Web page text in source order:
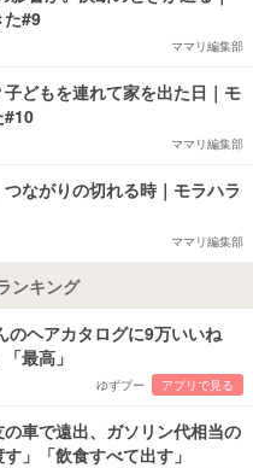
た#9
ママリ編集部
どもを連れて家を出た日｜モ
#10
ママリ編集部
ながりの切れる時｜モラハラ
ママリ編集部
ンキング
のヘアカタログに9万いいね
最高」
ゆずプー アプリで見る
車で遠出、ガソリン代相当の
」「飲食すべて出す」